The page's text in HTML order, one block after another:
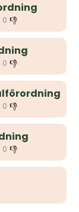
0 👎
0 👎
0 👎
0 👎